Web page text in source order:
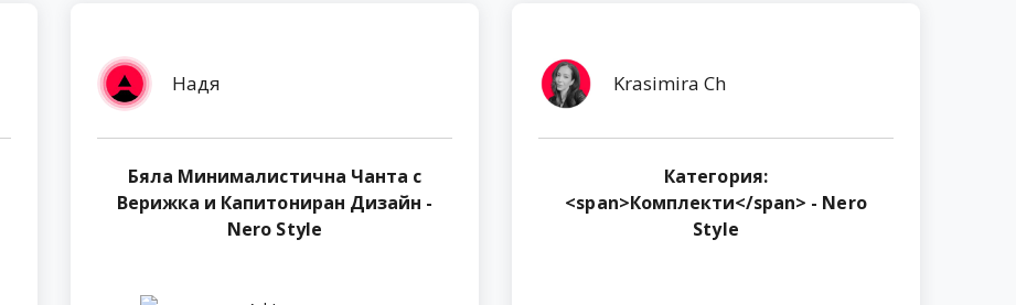
Надя
Бяла Минималистична Чанта с
Верижка и Капитониран Дизайн -
Nero Style
Krasimira Ch
Категория:
<span>Комплекти</span> - Nero
Style